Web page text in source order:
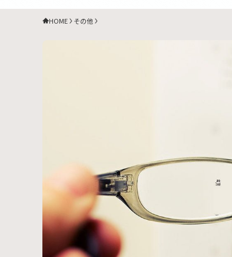
HOME その他